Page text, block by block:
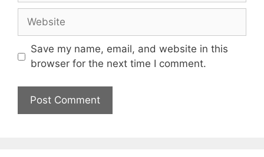
Website
Save my name, email, and website in this
browser for the next time I comment.